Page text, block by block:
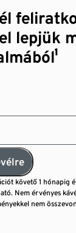
lepjük
követő 1 hónapig
Nem érvényes
nem